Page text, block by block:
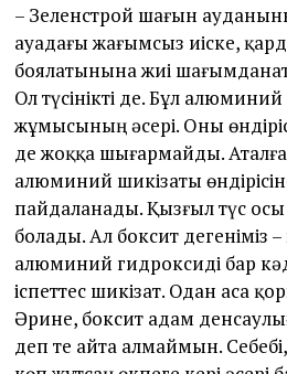
– Зеленстрой шағын
ауадағы жағымсыз иіске,
боялатынына жиі
Ол түсінікті де. Бұл
жұмысының әсері. Оны
де жоққа шығармайды.
алюминий шикізаты
пайдаланады. Қызғыл түс
болады. Ал боксит дегеніміз
алюминий гидроксиді бар
іспеттес шикізат. Одан аса
Әрине, боксит адам
деп те айта алмаймын.